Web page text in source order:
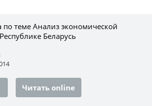
по теме Анализ экономической
Беларусь
Читать online